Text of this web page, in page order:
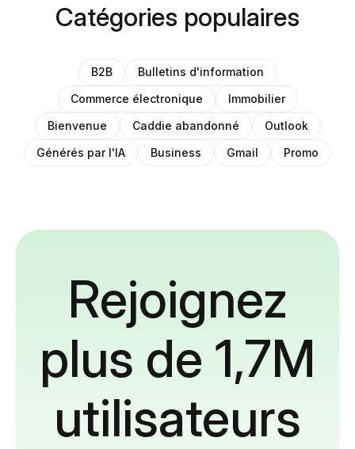
Catégories populaires
B2B
Bulletins d'information
Commerce électronique
Immobilier
Bienvenue
Caddie abandonné
Outlook
Générés par l'IA
Business Gmail Promo
Rejoignez
plus de 1,7M
utilisateurs